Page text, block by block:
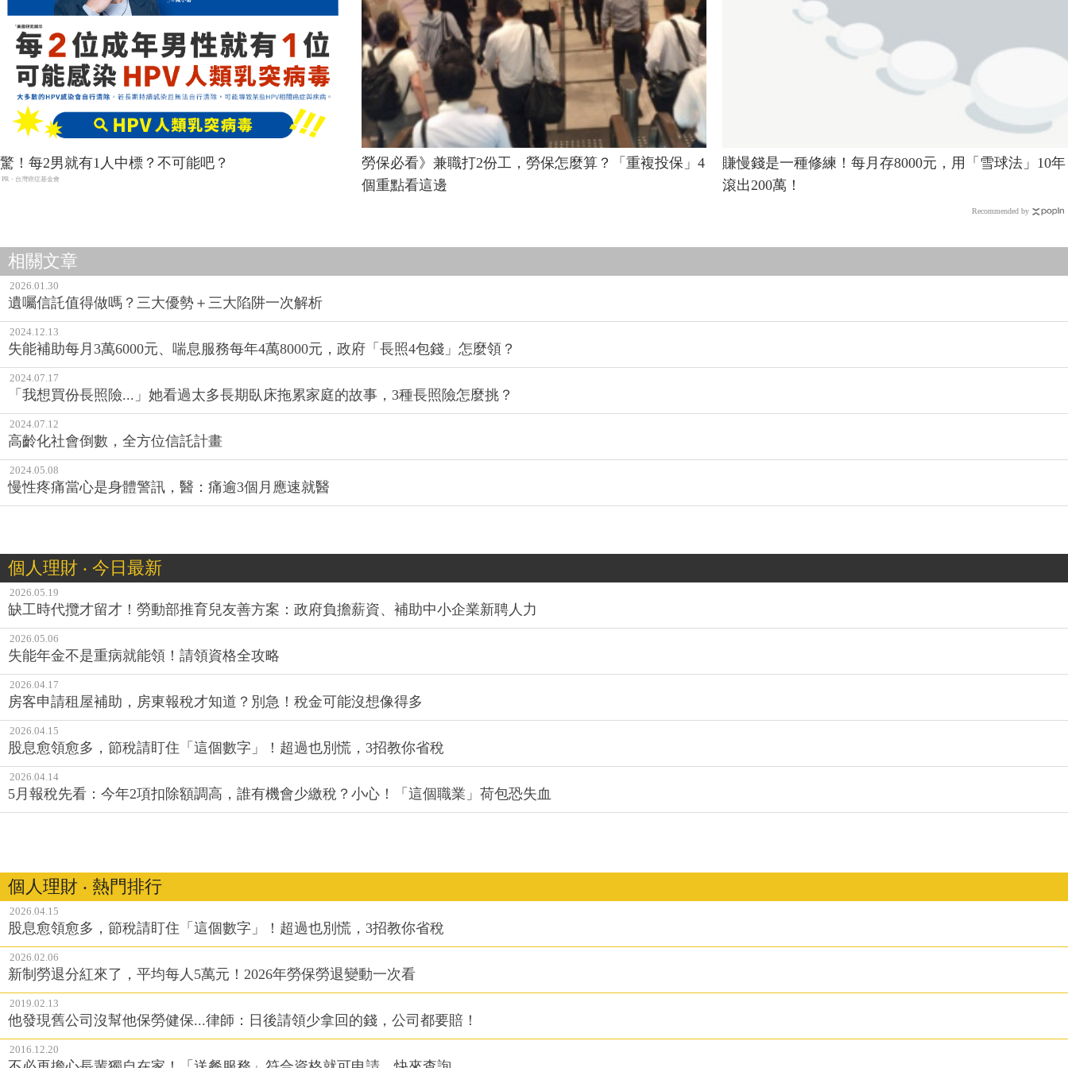
驚！每2男就有1人中標？不可能吧？
PR・台灣癌症基金會
勞保必看》兼職打2份工，勞保怎麼算？「重複投保」4
個重點看這邊
賺慢錢是一種修練！每月存8000元，用「雪球法」10年
滾出200萬！
Recommended by
相關文章
2026.01.30
遺囑信託值得做嗎？三大優勢＋三大陷阱一次解析
2024.12.13
失能補助每月3萬6000元、喘息服務每年4萬8000元，政府「長照4包錢」怎麼領？
2024.07.17
「我想買份長照險...」她看過太多長期臥床拖累家庭的故事，3種長照險怎麼挑？
2024.07.12
高齡化社會倒數，全方位信託計畫
2024.05.08
慢性疼痛當心是身體警訊，醫：痛逾3個月應速就醫
個人理財 ‧ 今日最新
2026.05.19
缺工時代攬才留才！勞動部推育兒友善方案：政府負擔薪資、補助中小企業新聘人力
2026.05.06
失能年金不是重病就能領！請領資格全攻略
2026.04.17
房客申請租屋補助，房東報稅才知道？別急！稅金可能沒想像得多
2026.04.15
股息愈領愈多，節稅請盯住「這個數字」！超過也別慌，3招教你省稅
2026.04.14
5月報稅先看：今年2項扣除額調高，誰有機會少繳稅？小心！「這個職業」荷包恐失血
個人理財 ‧ 熱門排行
2026.04.15
股息愈領愈多，節稅請盯住「這個數字」！超過也別慌，3招教你省稅
2026.02.06
新制勞退分紅來了，平均每人5萬元！2026年勞保勞退變動一次看
2019.02.13
他發現舊公司沒幫他保勞健保...律師：日後請領少拿回的錢，公司都要賠！
2016.12.20